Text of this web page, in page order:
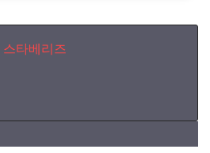
스타베리즈